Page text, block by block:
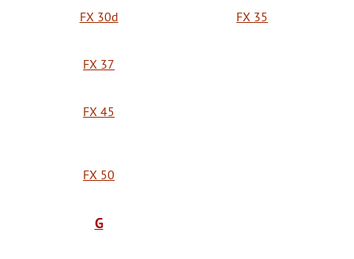
FX 30d FX 35
FX 37
FX 45
FX 50
G